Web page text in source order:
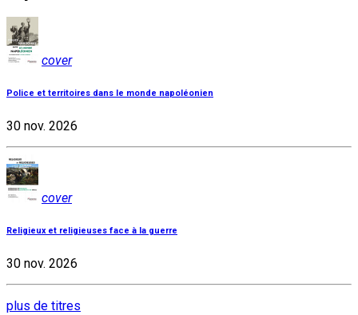
cover
Police et territoires dans le monde napoléonien
30 nov. 2026
cover
Religieux et religieuses face à la guerre
30 nov. 2026
plus de titres